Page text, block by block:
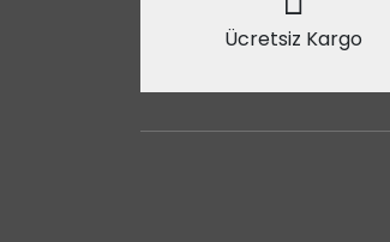
Ücretsiz Kargo